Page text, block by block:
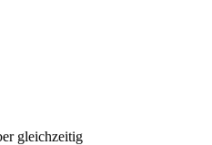
gleichzeitig